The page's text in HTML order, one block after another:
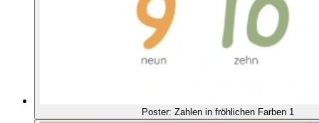
Poster: Zahlen in fröhlichen Farben 1